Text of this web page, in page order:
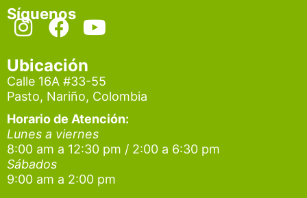
Síguenos
I
n
s
t
a
g
r
a
m
F
a
c
e
b
o
o
Y
o
t
u
b
e
Ubicación
Calle 16A #33-55
Pasto, Nariño, Colombia
Horario de Atención:
Lunes a viernes
8:00 am a 12:30 pm / 2:00 a 6:30 pm
Sábados
9:00 am a 2:00 pm